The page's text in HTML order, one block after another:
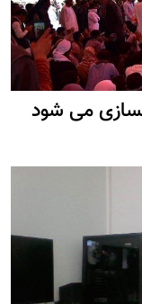
می شود